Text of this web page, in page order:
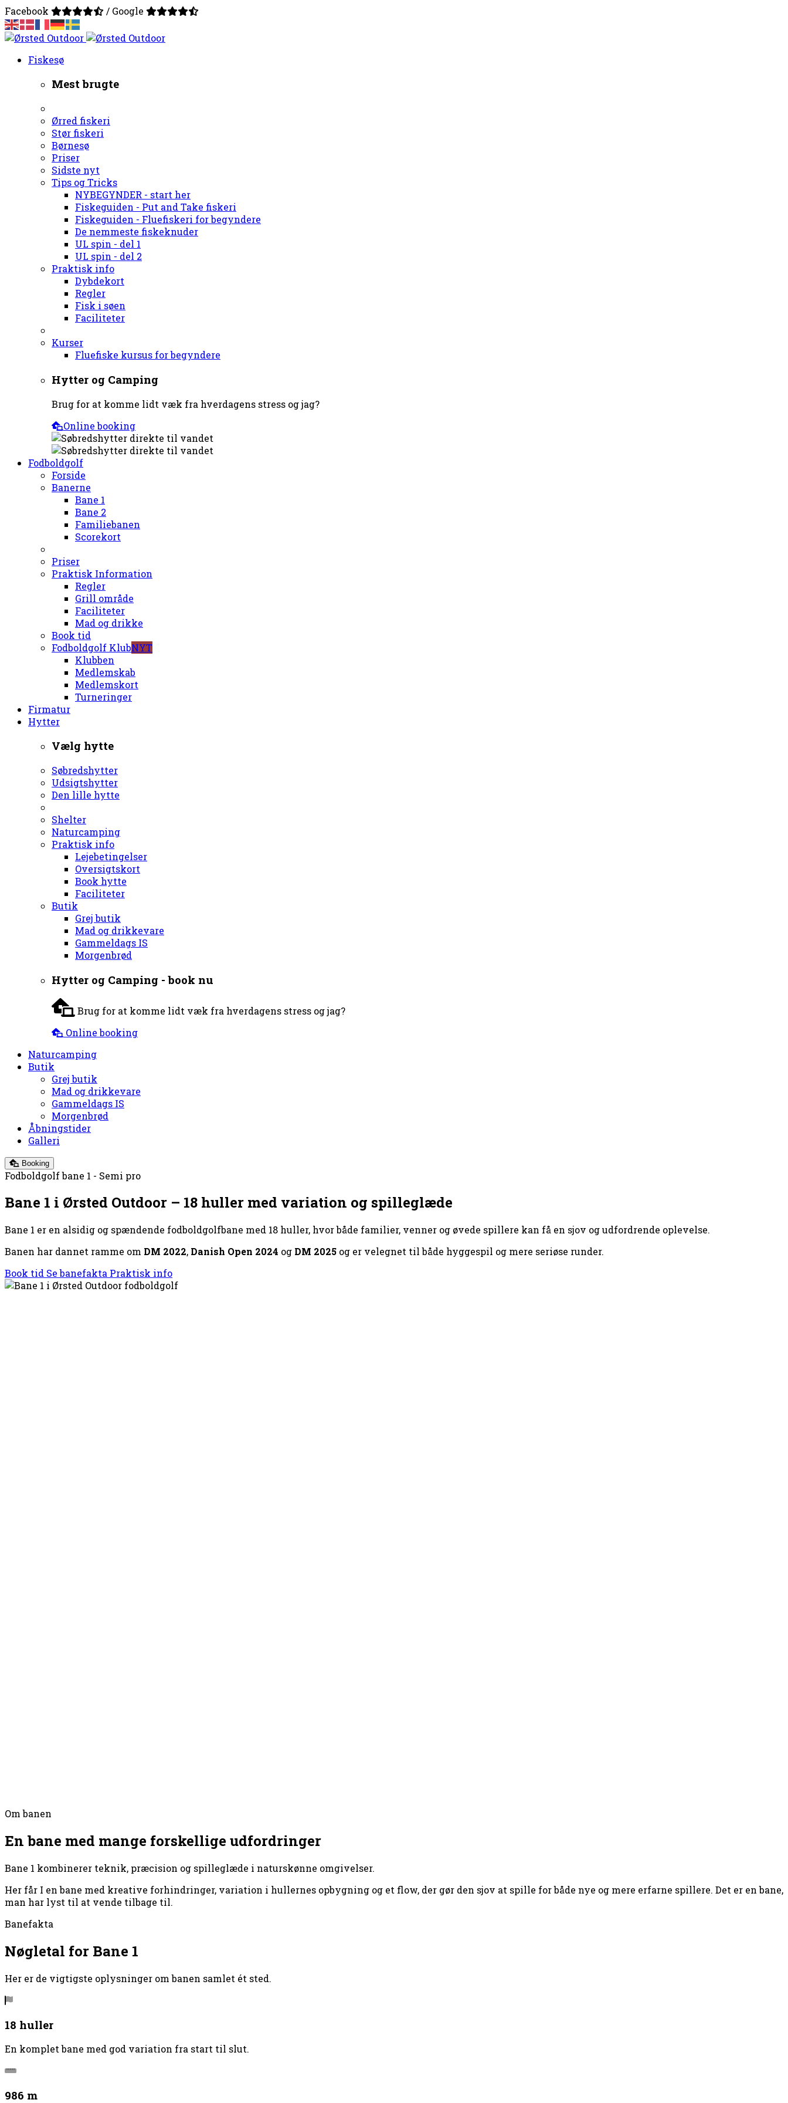
Facebook / Google
Fiskesø
Mest brugte
Ørred fiskeri
Stør fiskeri
Børnesø
Priser
Sidste nyt
Tips og Tricks
NYBEGYNDER - start her
Fiskeguiden - Put and Take fiskeri
Fiskeguiden - Fluefiskeri for begyndere
De nemmeste fiskeknuder
UL spin - del 1
UL spin - del 2
Praktisk info
Dybdekort
Regler
Fisk i søen
Faciliteter
Kurser
Fluefiske kursus for begyndere
Hytter og Camping
Brug for at komme lidt væk fra hverdagens stress og jag?
Online booking
Fodboldgolf
Forside
Banerne
Bane 1
Bane 2
Familiebanen
Scorekort
Priser
Praktisk Information
Regler
Grill område
Faciliteter
Mad og drikke
Book tid
Fodboldgolf KlubNYT
Klubben
Medlemskab
Medlemskort
Turneringer
Firmatur
Hytter
Vælg hytte
Søbredshytter
Udsigtshytter
Den lille hytte
Shelter
Naturcamping
Praktisk info
Lejebetingelser
Oversigtskort
Book hytte
Faciliteter
Butik
Grej butik
Mad og drikkevare
Gammeldags IS
Morgenbrød
Hytter og Camping - book nu
Brug for at komme lidt væk fra hverdagens stress og jag?
Online booking
Naturcamping
Butik
Grej butik
Mad og drikkevare
Gammeldags IS
Morgenbrød
Åbningstider
Galleri
Booking
Fodboldgolf bane 1 - Semi pro
Bane 1 i Ørsted Outdoor – 18 huller med variation og spilleglæde
Bane 1 er en alsidig og spændende fodboldgolfbane med 18 huller, hvor både familier, venner og øvede spillere kan få en sjov og udfordrende oplevelse.
Banen har dannet ramme om DM 2022, Danish Open 2024 og DM 2025 og er velegnet til både hyggespil og mere seriøse runder.
Book tid Se banefakta Praktisk info
Om banen
En bane med mange forskellige udfordringer
Bane 1 kombinerer teknik, præcision og spilleglæde i naturskønne omgivelser.
Her får I en bane med kreative forhindringer, variation i hullernes opbygning og et flow, der gør den sjov at spille for både nye og mere erfarne spillere. Det er en bane,
man har lyst til at vende tilbage til.
Banefakta
Nøgletal for Bane 1
Her er de vigtigste oplysninger om banen samlet ét sted.
18 huller
En komplet bane med god variation fra start til slut.
986 m